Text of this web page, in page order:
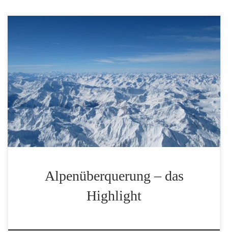
Alpenüberquerungen im Heißluftballon durch. Hier
finden Sie alle wichtigen Informationen über dieses
unvergleichbare Abenteuer im Ballon. Schweben Sie
mit uns, getragen von heißer Luft, über die Gipfel der
Alpen Richtung Italien … INFOMAPPE
ALPENÜBERQUERUNG (pdf)
Alpenüberquerung – das
Highlight